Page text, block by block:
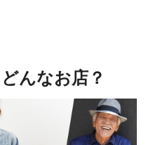
んなお店？